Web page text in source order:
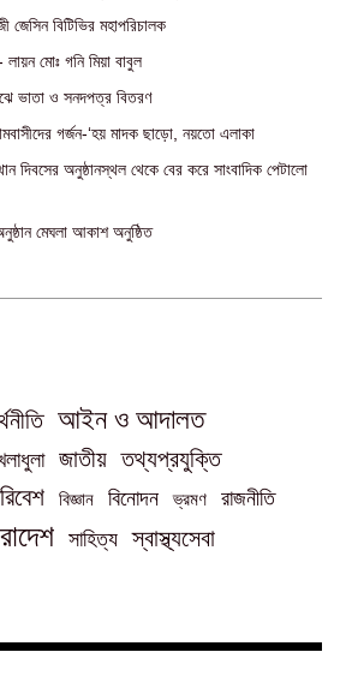
জেসিন বিটিভির মহাপরিচালক
মোঃ গনি মিয়া বাবুল
ভাতা ও সনদপত্র বিতরণ
গর্জন-‘হয় মাদক ছাড়ো, নয়তো এলাকা
দিবসের অনুষ্ঠানস্থল থেকে বের করে সাংবাদিক পেটালো
মেঘলা আকাশ অনুষ্ঠিত
আইন ও আদালত
জাতীয় তথ্যপ্রযুক্তি
বিজ্ঞান বিনোদন ভ্রমণ রাজনীতি
সাহিত্য স্বাস্থ্যসেবা